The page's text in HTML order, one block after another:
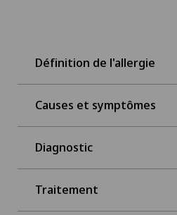
Définition de l'allergie
Causes et symptômes
Diagnostic
Traitement